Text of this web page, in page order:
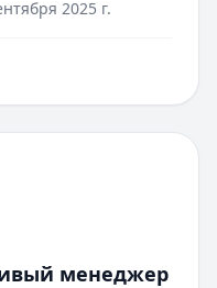
2025 г.
менеджер